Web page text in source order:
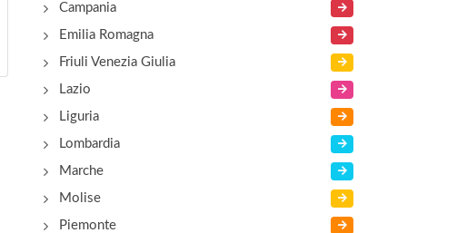
Campania
Emilia Romagna
Friuli Venezia Giulia
Lazio
Liguria
Lombardia
Marche
Molise
Piemonte